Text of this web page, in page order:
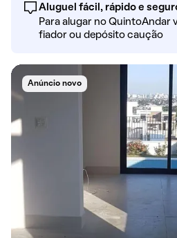
Aluguel fácil, rápido e
Para alugar no QuintoAndar
fiador ou depósito caução
Anúncio novo